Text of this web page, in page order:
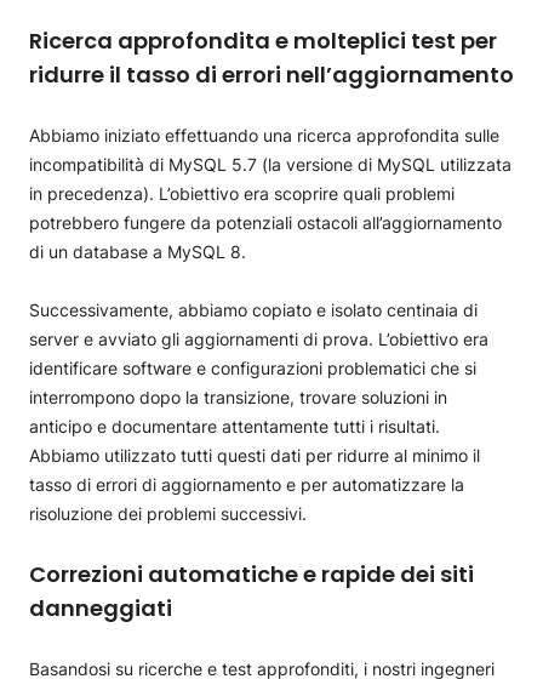
Ricerca approfondita e molteplici test per
ridurre il tasso di errori nell’aggiornamento
Abbiamo iniziato effettuando una ricerca approfondita sulle
incompatibilità di MySQL 5.7 (la versione di MySQL utilizzata
in precedenza). L’obiettivo era scoprire quali problemi
potrebbero fungere da potenziali ostacoli all’aggiornamento
di un database a MySQL 8.
Successivamente, abbiamo copiato e isolato centinaia di
server e avviato gli aggiornamenti di prova. L’obiettivo era
identificare software e configurazioni problematici che si
interrompono dopo la transizione, trovare soluzioni in
anticipo e documentare attentamente tutti i risultati.
Abbiamo utilizzato tutti questi dati per ridurre al minimo il
tasso di errori di aggiornamento e per automatizzare la
risoluzione dei problemi successivi.
Correzioni automatiche e rapide dei siti
danneggiati
Basandosi su ricerche e test approfonditi, i nostri ingegneri